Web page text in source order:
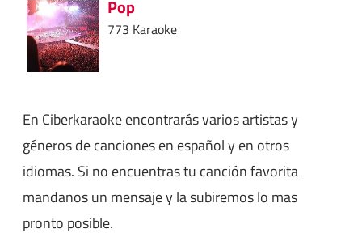
Pop
773 Karaoke
En Ciberkaraoke encontrarás varios artistas y
géneros de canciones en español y en otros
idiomas. Si no encuentras tu canción favorita
mandanos un mensaje y la subiremos lo mas
pronto posible.